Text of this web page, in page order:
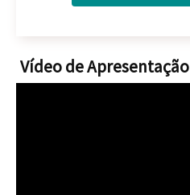
Vídeo de Apresentação